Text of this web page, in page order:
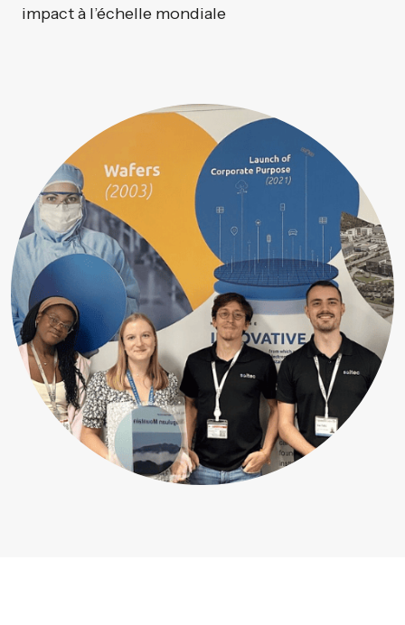
impact à l’échelle mondiale